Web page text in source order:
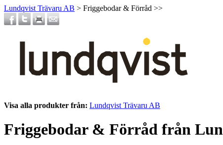
Lundqvist Trävaru AB > Friggebodar & Förråd >>
Visa alla produkter från: Lundqvist Trävaru AB
Friggebodar & Förråd från